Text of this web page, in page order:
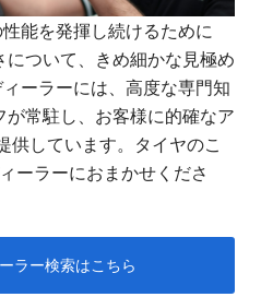
能を発揮し続けるために
ついて、きめ細かな見極め
ーラーには、高度な専門知
常駐し、お客様に的確なア
供しています。タイヤのこ
ーラーにおまかせくださ
ラー検索はこちら